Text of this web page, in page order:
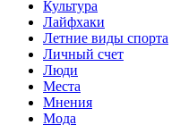
Культура
Лайфхаки
Летние виды спорта
Личный счет
Люди
Места
Мнения
Мода